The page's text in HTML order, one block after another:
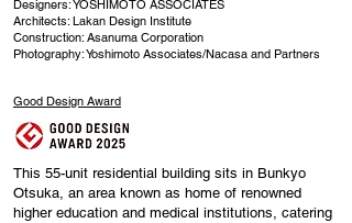
Designers: YOSHIMOTO ASSOCIATES
Architects: Lakan Design Institute
Construction: Asanuma Corporation
​Photography: Yoshimoto Associates/Nacasa and Partners
Good Design Award
This 55-unit residential building sits in Bunkyo
Otsuka, an area known as home of renowned
higher education and medical institutions, catering